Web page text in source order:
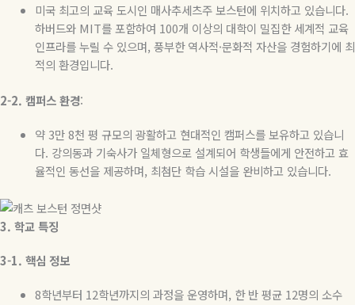
미국 최고의 교육 도시인 매사추세츠주 보스턴에 위치하고 있습니다.
하버드와MIT를 포함하여 100개 이상의 대학이 밀집한 세계적 교육
인프라를 누릴 수 있으며, 풍부한 역사적·문화적 자산을 경험하기에 최
적의 환경입니다.
2-2. 캠퍼스환경:
약3만8천 평 규모의 광활하고 현대적인 캠퍼스를 보유하고 있습니
다. 강의동과 기숙사가 일체형으로 설계되어 학생들에게 안전하고 효
율적인 동선을 제공하며, 최첨단 학습 시설을 완비하고 있습니다.
3. 학교특징
3-1. 핵심 정보
8학년부터 12학년까지의 과정을 운영하며, 한 반 평균12명의 소수